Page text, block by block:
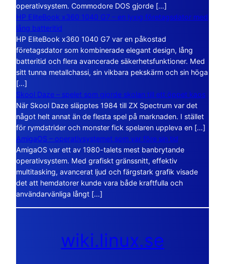
operativsystem. Commodore DOS gjorde […]
HP EliteBook x360 1040 G7 – en lyxig företagsdator med
lång batteritid
HP EliteBook x360 1040 G7 var en påkostad
företagsdator som kombinerade elegant design, lång
batteritid och flera avancerade säkerhetsfunktioner. Med
sitt tunna metallchassi, sin vikbara pekskärm och sin höga
[…]
Skool Daze – spelet som gjorde skolan till ett öppet kaos
När Skool Daze släpptes 1984 till ZX Spectrum var det
något helt annat än de flesta spel på marknaden. I stället
för rymdstrider och monster fick spelaren uppleva en […]
AmigaOS – operativsystemet som var före sin tid
AmigaOS var ett av 1980-talets mest banbrytande
operativsystem. Med grafiskt gränssnitt, effektiv
multitasking, avancerat ljud och färgstark grafik visade
det att hemdatorer kunde vara både kraftfulla och
användarvänliga långt […]
wiki.linux.se